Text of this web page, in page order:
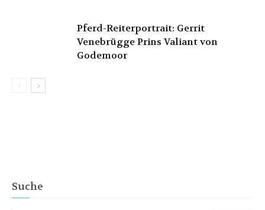
Pferd-Reiterportrait: Gerrit
Venebrügge Prins Valiant von
Godemoor
Suche